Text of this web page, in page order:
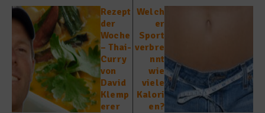
Rezept
der
Woche
– Thai-
Curry
von
David
Klemp
erer
Welch
er
Sport
verbre
nnt
wie
viele
Kalori
en?